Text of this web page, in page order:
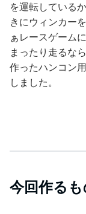
を運転している
きにウィンカー
ぁレースゲーム
まったり走るな
作ったハンコン
しました。
今回作る